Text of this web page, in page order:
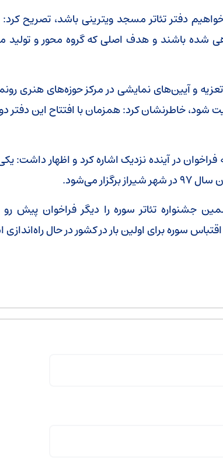
دفتر تئاتر مسجد ویترینی باشد، تصریح کرد:
شده باشند و هدف اصلی که گروه محور و تولید
تعزیه و آیین‌های نمایشی در مرکز حوزه‌های هنری
شود، خاطرنشان کرد: همزمان با افتتاح این دفتر
فراخوان در آینده نزدیک اشاره کرد و اظهار داشت:
می‌شود.
جشنواره تئاتر سوره را دیگر فراخوان پیش
سوره برای اولین بار در کشور در حال